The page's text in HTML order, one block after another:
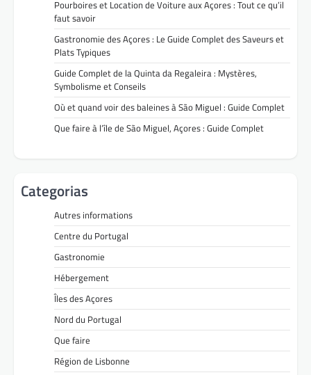
Pourboires et Location de Voiture aux Açores : Tout ce qu’il
faut savoir
Gastronomie des Açores : Le Guide Complet des Saveurs et
Plats Typiques
Guide Complet de la Quinta da Regaleira : Mystères,
Symbolisme et Conseils
Où et quand voir des baleines à São Miguel : Guide Complet
Que faire à l’île de São Miguel, Açores : Guide Complet
Categorias
Autres informations
Centre du Portugal
Gastronomie
Hébergement
Îles des Açores
Nord du Portugal
Que faire
Région de Lisbonne